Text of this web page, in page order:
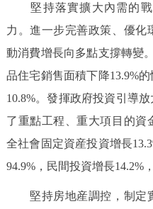
ENGLISH
DEUTSCH
ESPAÑOL
堅持落實擴大內需的戰
力。進一步完善政策、優化
動消費增長向多點支撐轉變
品住宅銷售面積下降13.9%
10.8%。發揮政府投資引導
了重點工程、重大項目的資
全社會固定資産投資增長
94.9%，民間投資增長14.2%
堅持房地産調控，制定